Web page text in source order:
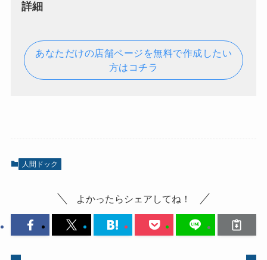
詳細
あなただけの店舗ページを無料で作成したい
方はコチラ
人間ドック
よかったらシェアしてね！